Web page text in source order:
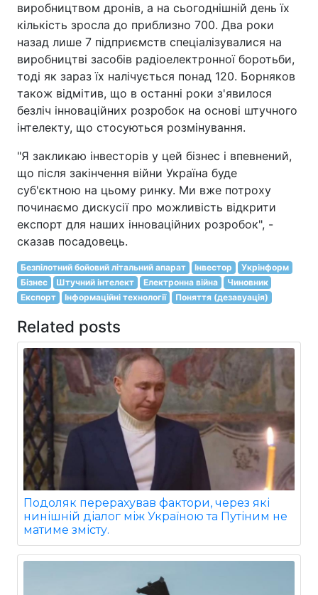
виробництвом дронів, а на сьогоднішній день їх
кількість зросла до приблизно 700. Два роки
назад лише 7 підприємств спеціалізувалися на
виробництві засобів радіоелектронної боротьби,
тоді як зараз їх налічується понад 120. Борняков
також відмітив, що в останні роки з'явилося
безліч інноваційних розробок на основі штучного
інтелекту, що стосуються розмінування.
"Я закликаю інвесторів у цей бізнес і впевнений,
що після закінчення війни Україна буде
суб'єктною на цьому ринку. Ми вже потроху
починаємо дискусії про можливість відкрити
експорт для наших інноваційних розробок", -
сказав посадовець.
Безпілотний бойовий літальний апарат Інвестор
Укрінформ
Бізнес
Штучний інтелект Електронна війна
Чиновник
Експорт
Інформаційні технології Поняття (дезавуація)
Related posts
Подоляк перерахував фактори, через які
нинішній діалог між Україною та Путіним не
матиме змісту.